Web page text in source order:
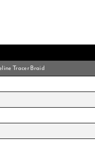
Tracer Braid